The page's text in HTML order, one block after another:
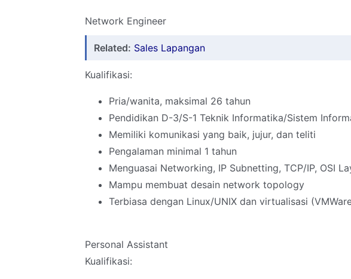
Network Engineer
Related: Sales Lapangan
Kualifikasi:
Pria/wanita, maksimal 26 tahun
Pendidikan D-3/S-1 Teknik Informatika/Sistem
Memiliki komunikasi yang baik, jujur, dan teliti
Pengalaman minimal 1 tahun
Menguasai Networking, IP Subnetting, TCP/IP, OSI
Mampu membuat desain network topology
Terbiasa dengan Linux/UNIX dan virtualisasi
Personal Assistant
Kualifikasi: